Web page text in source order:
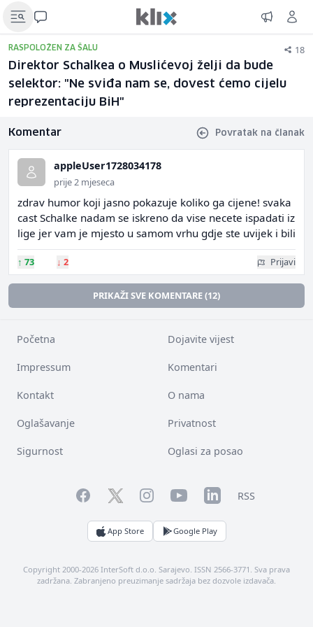
RASPOLOŽEN ZA ŠALU 18
Direktor Schalkea o Muslićevoj želji da bude
selektor: "Ne sviđa nam se, dovest ćemo cijelu
reprezentaciju BiH"
Komentar Povratak na članak
appleUser1728034178
prije 2 mjeseca
zdrav humor koji jasno pokazuje koliko ga cijene! svaka
cast Schalke nadam se iskreno da vise necete ispadati iz
lige jer vam je mjesto u samom vrhu gdje ste uvijek i bili
↑ 73 ↓ 2 Prijavi
PRIKAŽI SVE KOMENTARE (12)
Početna Dojavite vijest
Impressum Komentari
Kontakt O nama
Oglašavanje Privatnost
Sigurnost Oglasi za posao
FacebookTwitterInstagramYouTubeLinkedInRSS
App Store Google Play
Copyright 2000-2026 InterSoft d.o.o. Sarajevo. ISSN 2566-3771. Sva prava
zadržana. Zabranjeno preuzimanje sadržaja bez dozvole izdavača.